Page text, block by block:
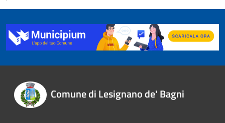
Comune di Lesignano de' Bagni